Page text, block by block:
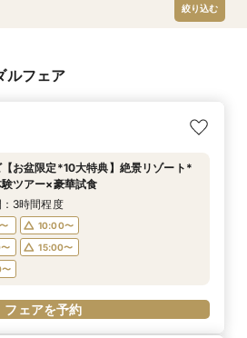
絞り込む
ルフェア
お盆限定*10大特典】絶景リゾート*
ツアー×豪華試食
3時間程度
10:00〜
15:00〜
フェアを予約